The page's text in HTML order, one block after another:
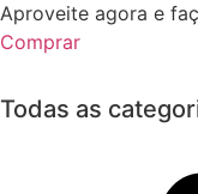
Aproveite agora e
Comprar
Todas as